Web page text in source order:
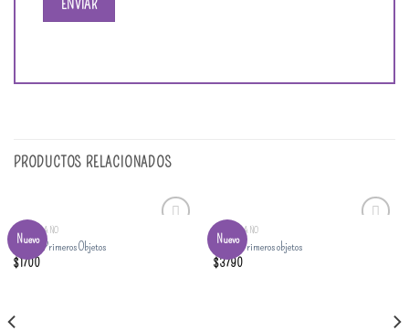
PRODUCTOS RELACIONADOS
Nuevo
DE 0 A 1 AÑO
Set 2 – Primeros Objetos
$1700
Nuevo
DE 0 A 1 AÑO
Set 1 – Primeros objetos
$3790